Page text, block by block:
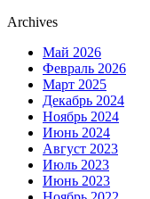
Archives
Май 2026
Февраль 2026
Март 2025
Декабрь 2024
Ноябрь 2024
Июнь 2024
Август 2023
Июль 2023
Июнь 2023